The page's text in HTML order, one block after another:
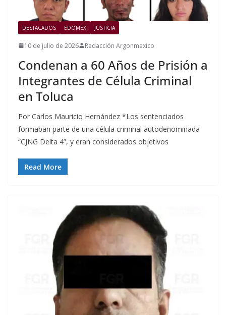
DESTACADOS EDOMEX JUSTICIA
10 de julio de 2026 Redacción Argonmexico
Condenan a 60 Años de Prisión a
Integrantes de Célula Criminal
en Toluca
Por Carlos Mauricio Hernández *Los sentenciados
formaban parte de una célula criminal autodenominada
“CJNG Delta 4”, y eran considerados objetivos
Read More